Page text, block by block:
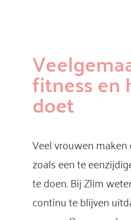
fitness en
doet
Veel vrouwen
zoals een te
te doen. Bij Zlim
continu te blijven